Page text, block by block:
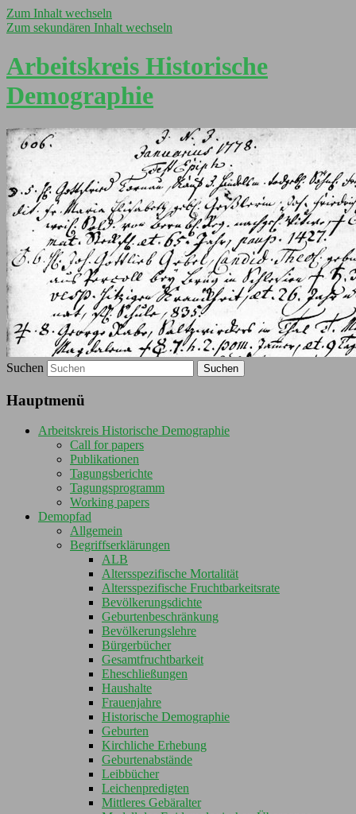
Zum Inhalt wechseln
Zum sekundären Inhalt wechseln
Arbeitskreis Historische
Demographie
Suchen
Hauptmenü
Arbeitskreis Historische Demographie
Call for papers
Publikationen
Tagungsberichte
Tagungsprogramm
Working papers
Demopfad
Allgemein
Begriffserklärungen
ALB
Altersspezifische Mortalität
Altersspezifische Fruchtbarkeitsrate
Bevölkerungsdichte
Geburtenbeschränkung
Bevölkerungslehre
Bürgerbücher
Gesamtfruchtbarkeit
Eheschließungen
Haushalte
Frauenjahre
Historische Demographie
Geburten
Kirchliche Erhebung
Geburtenabstände
Leibbücher
Leichenpredigten
Mittleres Gebäralter